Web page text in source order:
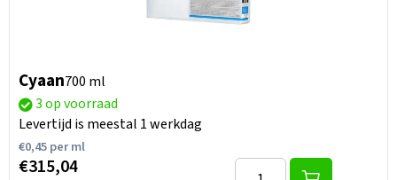
Cyaan700 ml
3 op voorraad
Levertijd is meestal 1 werkdag
€0,45per ml
€315,04